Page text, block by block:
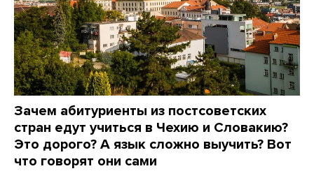
Зачем абитуриенты из постсоветских
стран едут учиться в Чехию и Словакию?
Это дорого? А язык сложно выучить? Вот
что говорят они сами